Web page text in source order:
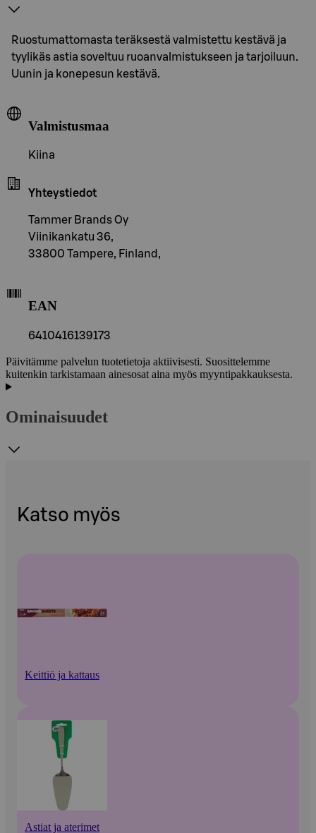
Ruostumattomasta teräksestä valmistettu kestävä ja
tyylikäs astia soveltuu ruoanvalmistukseen ja tarjoiluun.
Uunin ja konepesun kestävä.
Valmistusmaa
Kiina
Yhteystiedot
Tammer Brands Oy
Viinikankatu 36,
33800 Tampere, Finland,
EAN
6410416139173
Päivitämme palvelun tuotetietoja aktiivisesti. Suosittelemme
kuitenkin tarkistamaan ainesosat aina myös myyntipakkauksesta.
Ominaisuudet
Katso myös
Keittiö ja kattaus
Astiat ja aterimet